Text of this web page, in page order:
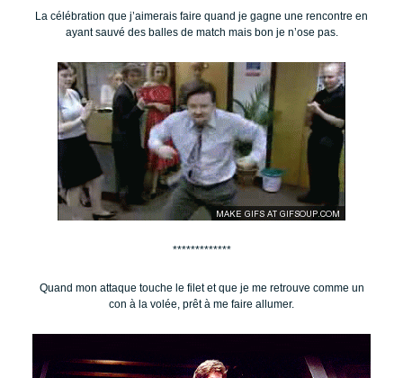
La célébration que j’aimerais faire quand je gagne une rencontre en
ayant sauvé des balles de match mais bon je n’ose pas.
*************
Quand mon attaque touche le filet et que je me retrouve comme un
con à la volée, prêt à me faire allumer.